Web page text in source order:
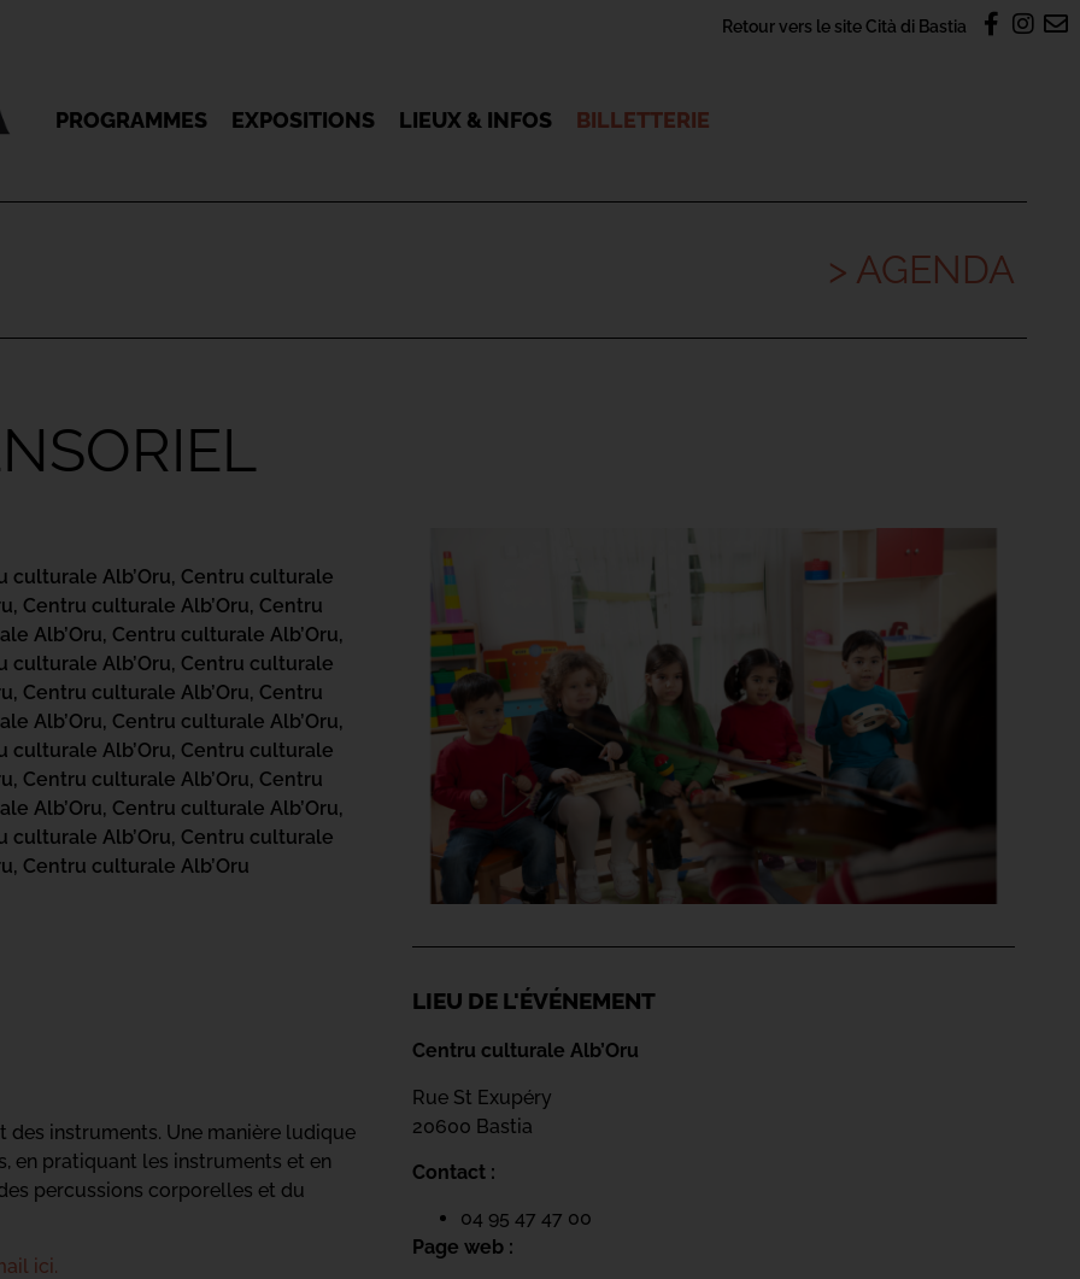
Retour vers le site Cità di Bastia
PROGRAMMES EXPOSITIONS LIEUX & INFOS BILLETTERIE
> AGENDA
culturale Alb’Oru, Centru culturale
Centru culturale Alb’Oru, Centru
Alb’Oru, Centru culturale Alb’Oru,
culturale Alb’Oru, Centru culturale
Centru culturale Alb’Oru, Centru
Alb’Oru, Centru culturale Alb’Oru,
culturale Alb’Oru, Centru culturale
Centru culturale Alb’Oru, Centru
Alb’Oru, Centru culturale Alb’Oru,
culturale Alb’Oru, Centru culturale
Centru culturale Alb’Oru
instruments. Une manière ludique
en pratiquant les instruments et en
percussions corporelles et du
ici.
LIEU DE L'ÉVÉNEMENT
Centru culturale Alb’Oru
Rue St Exupéry
20600 Bastia
Contact :
04 95 47 47 00
Page web :